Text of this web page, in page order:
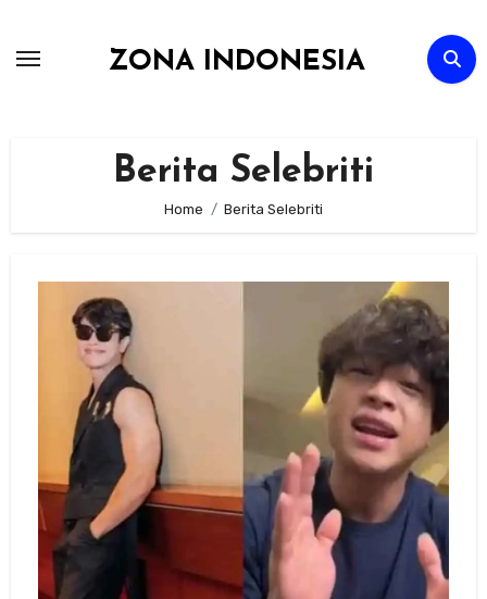
ZONA INDONESIA
Berita Selebriti
Home Berita Selebriti